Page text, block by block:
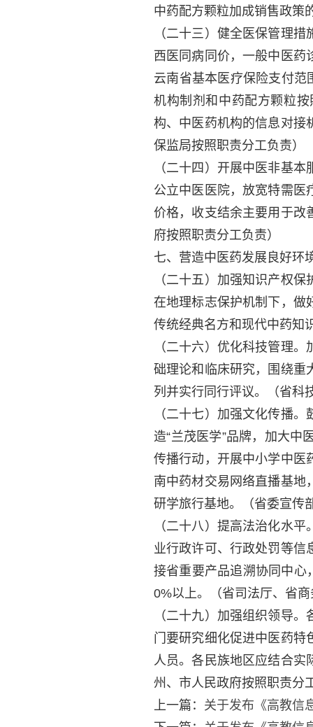
中药配方颗粒加成销售政策
（二十三）健全医保管理措
西医同病同价，一般中医药
云南省基本医疗保险支付范
机构制剂和中药配方颗粒
构、中医药机构的信息对接
保监局按照职责分工负责）
（二十四）开展中医非基本
公立中医医院，放宽特需医
价格，收支结余主要用于改
府按照职责分工负责）
七、营造中医药发展良好环
（二十五）加强知识产权保
在地理标志保护机制下，做
传统经典名方和现代中药知
（二十六）优化科技管理。
础理论和临床研究，围绕重
列并实行同行评议。
（省
（二十七）加强文化传播。
造“兰茂医学”品牌，加大中
传播行动，开展中小学中医
南中药材交易网络直播基地
研学旅行基地。
（省委宣
（二十八）提高法治化水平
业行政许可、行政处罚等信
接省重要产品追溯协同中心
0%以上。
（省司法厅、省
（二十九）加强组织领导。
门要研究细化促进中医药特
人员。各民族地区应结合实
州、市人民政府按照职责分
上一篇： 关于发布《高教信